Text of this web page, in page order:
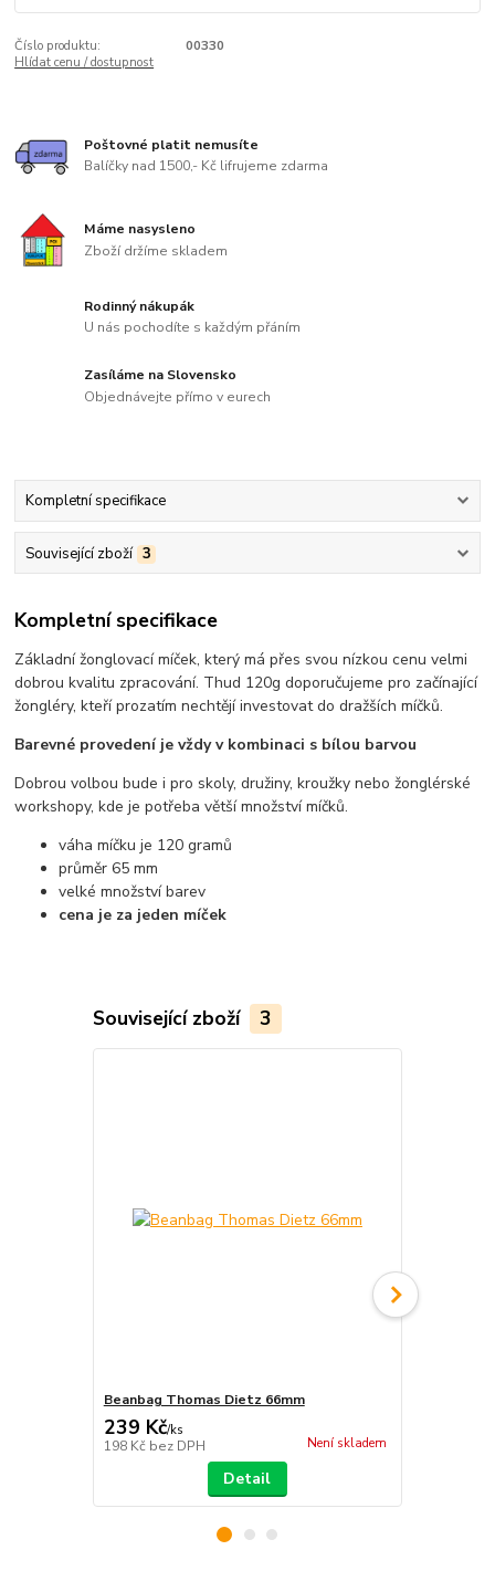
Číslo produktu:
00330
Hlídat cenu / dostupnost
Poštovné platit nemusíte
Balíčky nad 1500,- Kč lifrujeme zdarma
Máme nasysleno
Zboží držíme skladem
Rodinný nákupák
U nás pochodíte s každým přáním
Zasíláme na Slovensko
Objednávejte přímo v eurech
Kompletní specifikace
Související zboží 3
Kompletní specifikace
Základní žonglovací míček, který má přes svou nízkou cenu velmi
dobrou kvalitu zpracování. Thud 120g doporučujeme pro začínající
žongléry, kteří prozatím nechtějí investovat do dražších míčků.
Barevné provedení je vždy v kombinaci s bílou barvou
Dobrou volbou bude i pro skoly, družiny, kroužky nebo žonglérské
workshopy, kde je potřeba větší množství míčků.
váha míčku je 120 gramů
průměr 65 mm
velké množství barev
cena je za jeden míček
Související zboží 3
Beanbag Thomas Dietz 66mm
239 Kč/ks
198 Kč bez DPH Není skladem
Detail